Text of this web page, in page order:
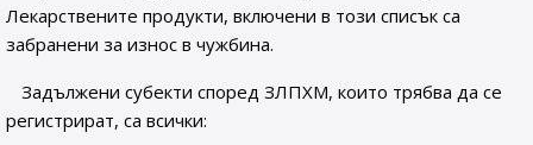
Лекарствените продукти, включени в този списък са
забранени за износ в чужбина.
Задължени субекти според ЗЛПХМ, които трябва да се
регистрират, са всички: